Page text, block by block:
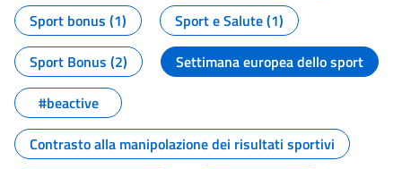
Sport bonus (1)
Sport e Salute (1)
Sport Bonus (2)
Settimana europea dello sport
#beactive
Contrasto alla manipolazione dei risultati sportivi